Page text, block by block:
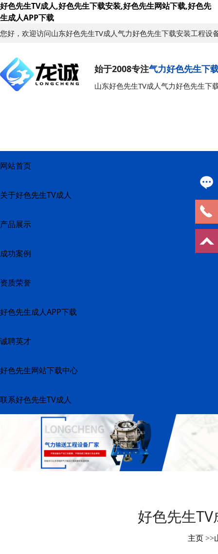
好色先生TV成人,好色先生下载安装,好色先生网站下载,好色先
生成人APP下载
您好，欢迎访问山东好色先生TV成人气力好色先生下载安装工程设
始于2008专注气力好色先生下
山东好色先生TV成人气力好色先生下
网站首页
关于好色先生TV成人
产品展示
成功案例
资质荣誉
好色先生成人APP下载
诚聘英才
好色先生网站下载中心
联系好色先生TV成人
好色先生TV
主页>>